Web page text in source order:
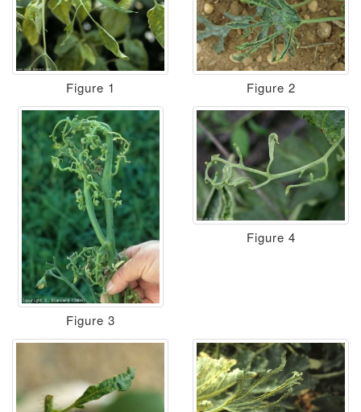
Figure 1 Figure 2
Figure 3
Figure 4